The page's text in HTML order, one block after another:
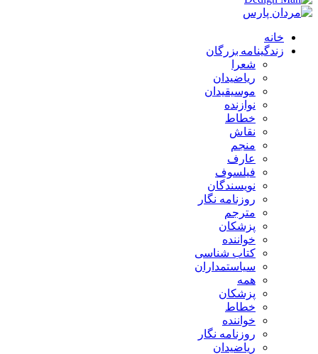
خانه
زندگینامه بزرگان
شعرا
ریاضیدان
موسیقیدان
نوازنده
خطاط
نقاش
منجم
عارف
فیلسوف
نویسندگان
روزنامه نگار
مترجم
پزشکان
خواننده
کتاب شناسی
سیاستمداران
همه
پزشکان
خطاط
خواننده
روزنامه نگار
ریاضیدان